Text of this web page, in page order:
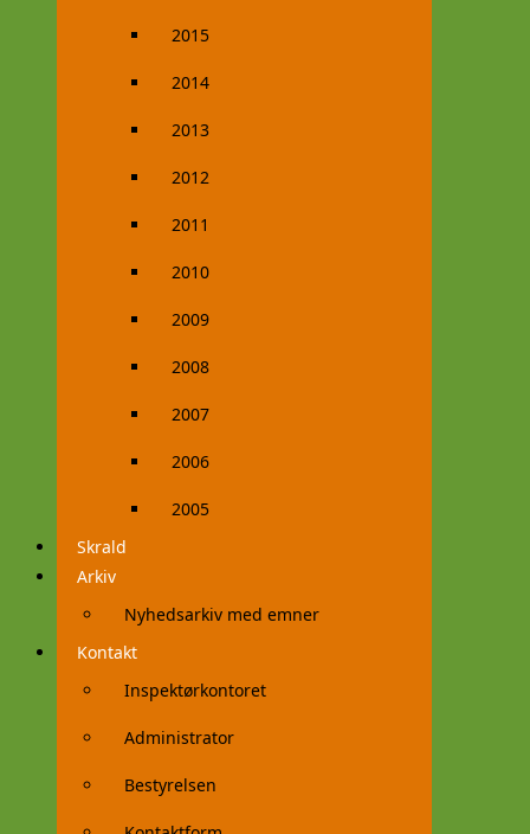
2015
2014
2013
2012
2011
2010
2009
2008
2007
2006
2005
Skrald
Arkiv
Nyhedsarkiv med emner
Kontakt
Inspektørkontoret
Administrator
Bestyrelsen